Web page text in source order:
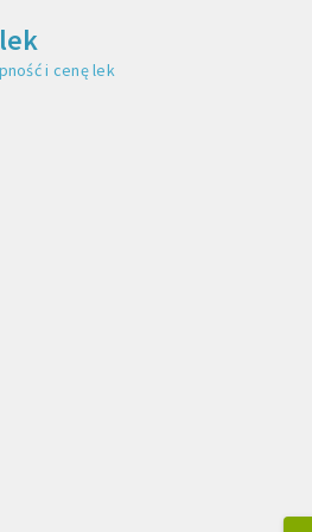
i cenę leku